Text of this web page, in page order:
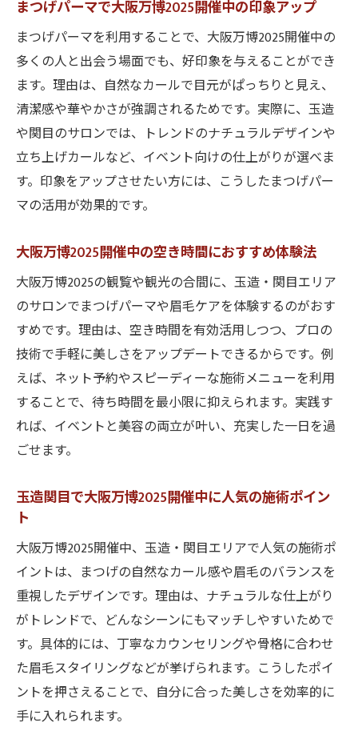
まつげパーマで大阪万博2025開催中の印象アップ
まつげパーマを利用することで、大阪万博2025開催中の
多くの人と出会う場面でも、好印象を与えることができ
ます。理由は、自然なカールで目元がぱっちりと見え、
清潔感や華やかさが強調されるためです。実際に、玉造
や関目のサロンでは、トレンドのナチュラルデザインや
立ち上げカールなど、イベント向けの仕上がりが選べま
す。印象をアップさせたい方には、こうしたまつげパー
マの活用が効果的です。
大阪万博2025開催中の空き時間におすすめ体験法
大阪万博2025の観覧や観光の合間に、玉造・関目エリア
のサロンでまつげパーマや眉毛ケアを体験するのがおす
すめです。理由は、空き時間を有効活用しつつ、プロの
技術で手軽に美しさをアップデートできるからです。例
えば、ネット予約やスピーディーな施術メニューを利用
することで、待ち時間を最小限に抑えられます。実践す
れば、イベントと美容の両立が叶い、充実した一日を過
ごせます。
玉造関目で大阪万博2025開催中に人気の施術ポイン
ト
大阪万博2025開催中、玉造・関目エリアで人気の施術ポ
イントは、まつげの自然なカール感や眉毛のバランスを
重視したデザインです。理由は、ナチュラルな仕上がり
がトレンドで、どんなシーンにもマッチしやすいためで
す。具体的には、丁寧なカウンセリングや骨格に合わせ
た眉毛スタイリングなどが挙げられます。こうしたポイ
ントを押さえることで、自分に合った美しさを効率的に
手に入れられます。